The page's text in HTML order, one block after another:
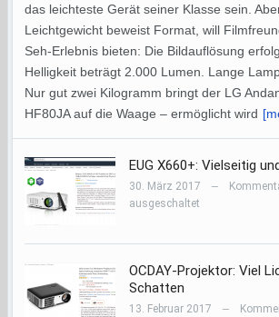
das leichteste Gerät seiner Klasse sein.
Leichtgewicht beweist Format, will
Seh-Erlebnis bieten: Die Bildauflösung
Helligkeit beträgt 2.000 Lumen. Lange
Nur gut zwei Kilogramm bringt der LG
HF80JA auf die Waage – ermöglicht wird
EUG X660+: Vielseitig
30. März 2017 —
ausgeschaltet
OCDAY-Projektor: Viel
Schatten
13. Februar 2017 —